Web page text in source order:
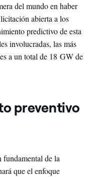
del mundo en haber
abierta a los
predictivo de esta
involucradas, las más
a un total de 18 GW de
preventivo
de la
que el enfoque